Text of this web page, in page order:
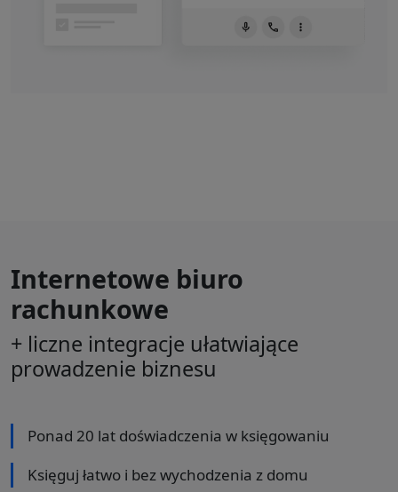
Internetowe biuro
rachunkowe
+ liczne integracje ułatwiające
prowadzenie biznesu
Ponad 20 lat doświadczenia w księgowaniu
Księguj łatwo i bez wychodzenia z domu